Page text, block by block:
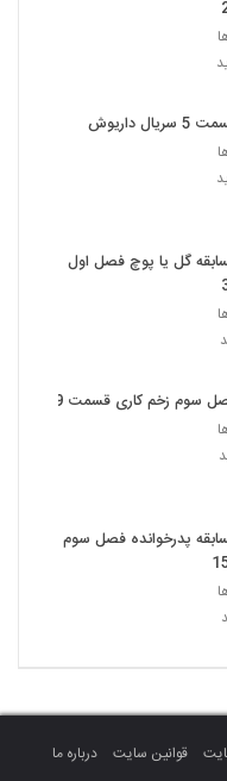
داریوش
گل یا پوچ فصل اول
سوم زخم کاری قسمت 9
پدرخوانده فصل سوم
قوانین سایت
درباره ما